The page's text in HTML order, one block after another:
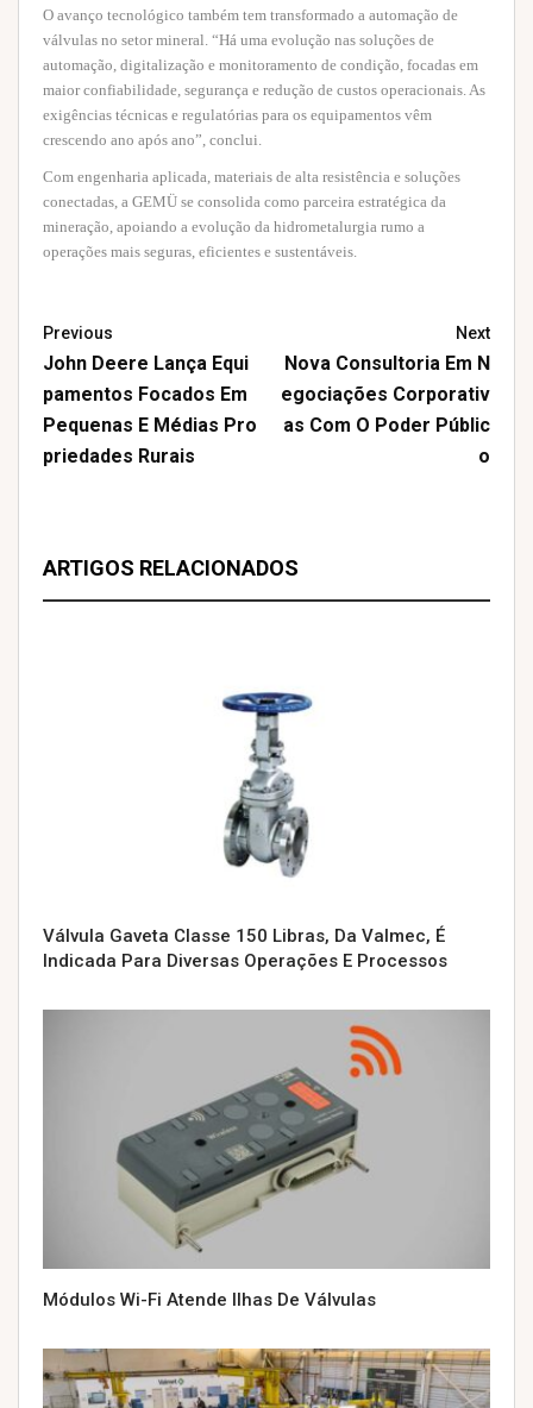
O avanço tecnológico também tem transformado a automação de
válvulas no setor mineral. “Há uma evolução nas soluções de
automação, digitalização e monitoramento de condição, focadas em
maior confiabilidade, segurança e redução de custos operacionais. As
exigências técnicas e regulatórias para os equipamentos vêm
crescendo ano após ano”, conclui.
Com engenharia aplicada, materiais de alta resistência e soluções
conectadas, a GEMÜ se consolida como parceira estratégica da
mineração, apoiando a evolução da hidrometalurgia rumo a
operações mais seguras, eficientes e sustentáveis.
Previous
John Deere Lança Equi
Pamentos Focados Em
Pequenas E Médias Pro
Priedades Rurais
Next
Nova Consultoria Em N
Egociações Corporativ
As Com O Poder Públic
O
ARTIGOS RELACIONADOS
Válvula Gaveta Classe 150 Libras, Da Valmec, É
Indicada Para Diversas Operações E Processos
Módulos Wi-Fi Atende Ilhas De Válvulas